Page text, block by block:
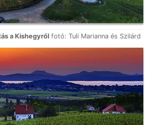
a Kishegyről fotó: Tuli Marianna és Szilárd